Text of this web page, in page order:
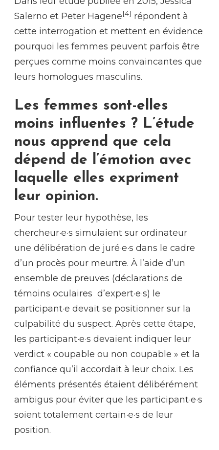
Salerno et Peter Hagene[4] répondent à
cette interrogation et mettent en évidence
pourquoi les femmes peuvent parfois être
perçues comme moins convaincantes que
leurs homologues masculins.
Les femmes sont-elles
moins influentes ? L’étude
nous apprend que cela
dépend de l’émotion avec
laquelle elles expriment
leur opinion.
Pour tester leur hypothèse, les
chercheur·e·s simulaient sur ordinateur
une délibération de juré·e·s dans le cadre
d’un procès pour meurtre. À l’aide d’un
ensemble de preuves (déclarations de
témoins oculaires d’expert·e·s) le
participant·e devait se positionner sur la
culpabilité du suspect. Après cette étape,
les participant·e·s devaient indiquer leur
verdict « coupable ou non coupable » et la
confiance qu’il accordait à leur choix. Les
éléments présentés étaient délibérément
ambigus pour éviter que les participant·e·s
soient totalement certain·e·s de leur
position.